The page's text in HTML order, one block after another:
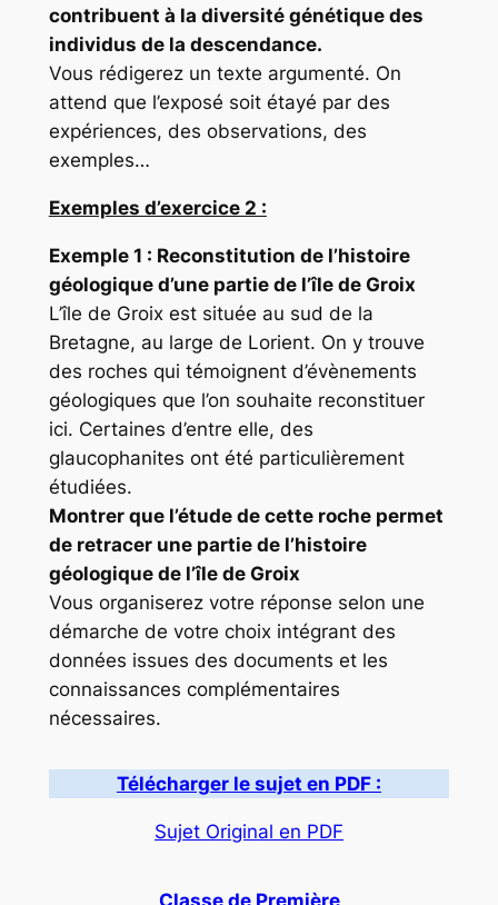
contribuent à la diversité génétique des
individus de la descendance.
Vous rédigerez un texte argumenté. On
attend que l’exposé soit étayé par des
expériences, des observations, des
exemples…
Exemples d’exercice 2 :
Exemple 1 : Reconstitution de l’histoire
géologique d’une partie de l’île de Groix
L’île de Groix est située au sud de la
Bretagne, au large de Lorient. On y trouve
des roches qui témoignent d’évènements
géologiques que l’on souhaite reconstituer
ici. Certaines d’entre elle, des
glaucophanites ont été particulièrement
étudiées.
Montrer que l’étude de cette roche permet
de retracer une partie de l’histoire
géologique de l’île de Groix
Vous organiserez votre réponse selon une
démarche de votre choix intégrant des
données issues des documents et les
connaissances complémentaires
nécessaires.
Télécharger le sujet en PDF :
Sujet Original en PDF